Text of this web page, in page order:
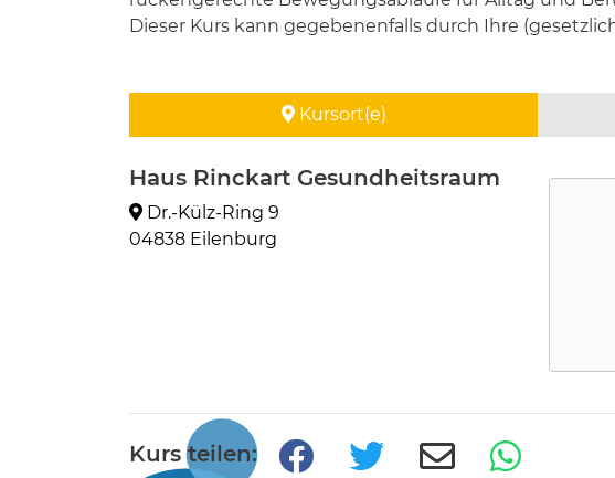
Dieser Kurs kann gegebenenfalls durch Ihre
Kursort(e)
Haus Rinckart Gesundheitsraum
Dr.-Külz-Ring 9
04838 Eilenburg
Kurs teilen: